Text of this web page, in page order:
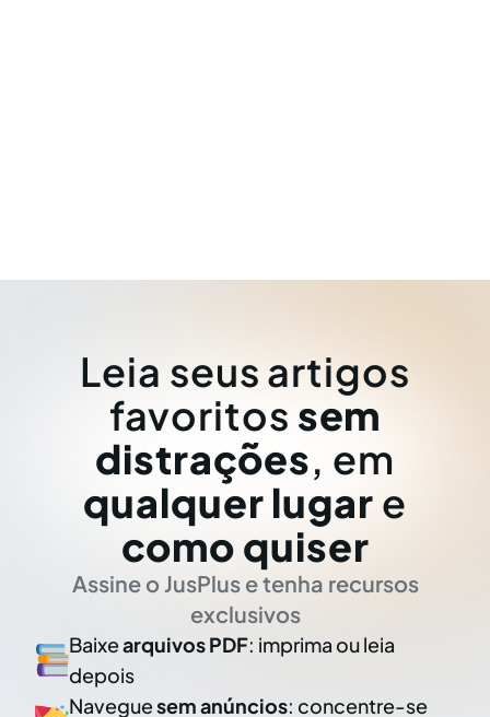
Leia seus artigos
favoritos sem
distrações, em
qualquer lugar e
como quiser
Assine o JusPlus e tenha recursos
exclusivos
Baixearquivos PDF: imprima ou leia
depois
Naveguesem anúncios: concentre-se